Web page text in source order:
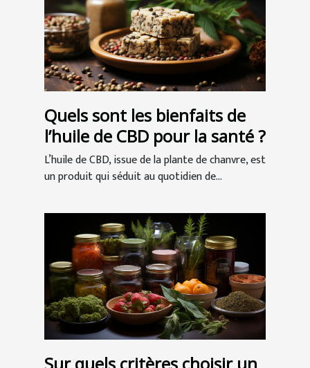
Quels sont les bienfaits de
l’huile de CBD pour la santé ?
L’huile de CBD, issue de la plante de chanvre, est
un produit qui séduit au quotidien de...